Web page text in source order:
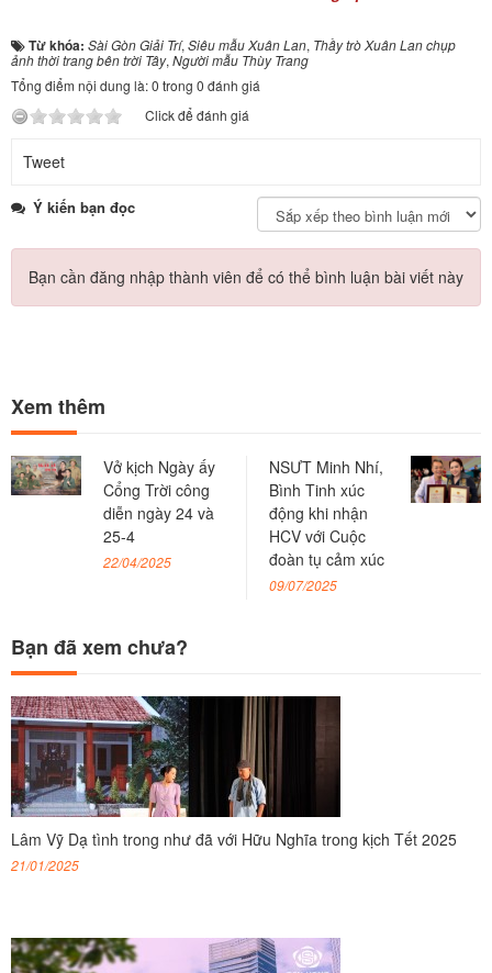
Từ khóa: Sài Gòn Giải Trí, Siêu mẫu Xuân Lan, Thầy trò Xuân Lan chụp
ảnh thời trang bên trời Tây, Người mẫu Thùy Trang
Tổng điểm nội dung là: 0 trong 0 đánh giá
Click để đánh giá
Tweet
Ý kiến bạn đọc
Bạn cần đăng nhập thành viên để có thể bình luận bài viết này
Xem thêm
Vở kịch Ngày ấy
Cổng Trời công
diễn ngày 24 và
25-4
22/04/2025
NSƯT Minh Nhí,
Bình Tinh xúc
động khi nhận
HCV với Cuộc
đoàn tụ cảm xúc
09/07/2025
Bạn đã xem chưa?
Lâm Vỹ Dạ tình trong như đã với Hữu Nghĩa trong kịch Tết 2025
21/01/2025